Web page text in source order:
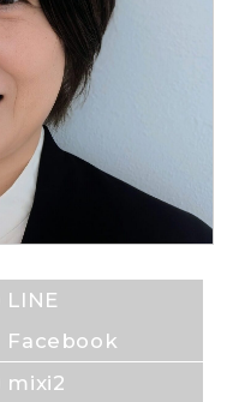
ブで開く）
ブで開く）
しいタブで開く）
開く）
ブで開く）
LINE
Facebook
mixi2